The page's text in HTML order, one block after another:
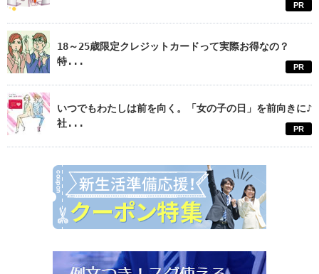
PR
18～25歳限定クレジットカードって実際お得なの？
特...
PR
いつでもわたしは前を向く。「女の子の日」を前向きに♪
社...
PR